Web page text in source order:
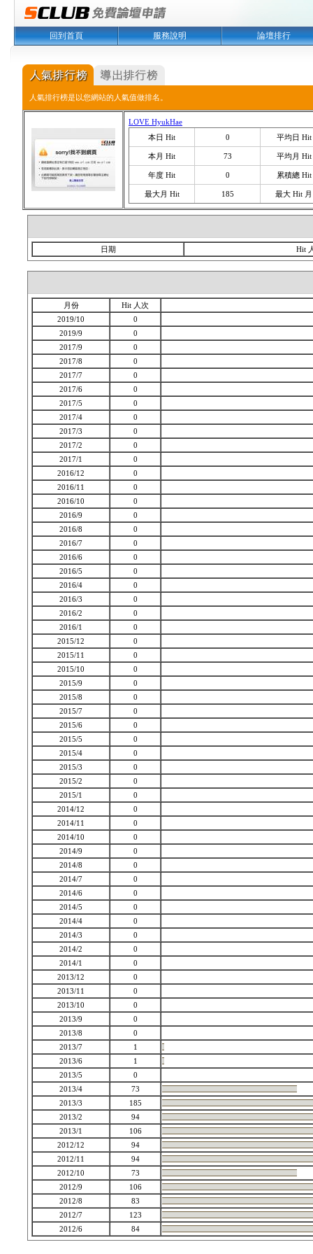
回到首頁 服務說明 論壇排行
人氣排行榜是以您網站的人氣值做排名。
LOVE HyukHae
本日 Hit
0 平均日 Hit
本月 Hit 73 平均月 Hit
年度 Hit 0 累積總 Hit
最大月 Hit 185 最大 Hit 月
日期 Hit
月份
Hit 人次
2019/10
0
2019/9
0
2017/9
0
2017/8
0
2017/7
0
2017/6
0
2017/5
0
2017/4
0
2017/3
0
2017/2
0
2017/1
0
2016/12
0
2016/11
0
2016/10
0
2016/9
0
2016/8
0
2016/7
0
2016/6
0
2016/5
0
2016/4
0
2016/3
0
2016/2
0
2016/1
0
2015/12
0
2015/11
0
2015/10
0
2015/9
0
2015/8
0
2015/7
0
2015/6
0
2015/5
0
2015/4
0
2015/3
0
2015/2
0
2015/1
0
2014/12
0
2014/11
0
2014/10
0
2014/9
0
2014/8
0
2014/7
0
2014/6
0
2014/5
0
2014/4
0
2014/3
0
2014/2
0
2014/1
0
2013/12
0
2013/11
0
2013/10
0
2013/9
0
2013/8
0
2013/7
1
2013/6
1
2013/5
0
2013/4
73
2013/3
185
2013/2
94
2013/1
106
2012/12
94
2012/11
94
2012/10
73
2012/9
106
2012/8
83
2012/7
123
2012/6
84